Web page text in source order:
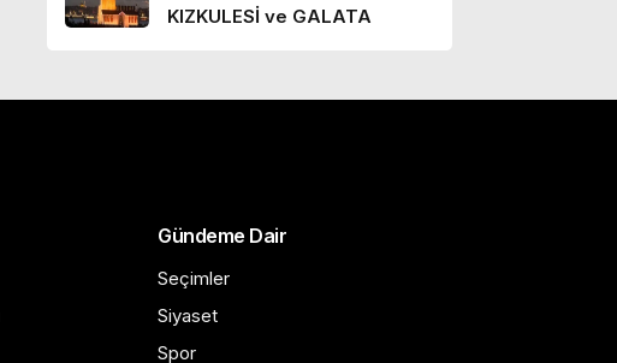
KIZKULESİ ve GALATA
Gündeme Dair
Seçimler
Siyaset
Spor